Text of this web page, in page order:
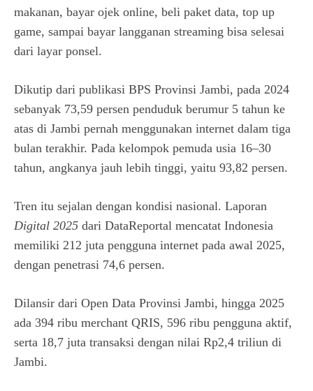
makanan, bayar ojek online, beli paket data, top up
game, sampai bayar langganan streaming bisa selesai
dari layar ponsel.
Dikutip dari publikasi BPS Provinsi Jambi, pada 2024
sebanyak 73,59 persen penduduk berumur 5 tahun ke
atas di Jambi pernah menggunakan internet dalam tiga
bulan terakhir. Pada kelompok pemuda usia 16–30
tahun, angkanya jauh lebih tinggi, yaitu 93,82 persen.
Tren itu sejalan dengan kondisi nasional. Laporan
Digital 2025 dari DataReportal mencatat Indonesia
memiliki 212 juta pengguna internet pada awal 2025,
dengan penetrasi 74,6 persen.
Dilansir dari Open Data Provinsi Jambi, hingga 2025
ada 394 ribu merchant QRIS, 596 ribu pengguna aktif,
serta 18,7 juta transaksi dengan nilai Rp2,4 triliun di
Jambi.